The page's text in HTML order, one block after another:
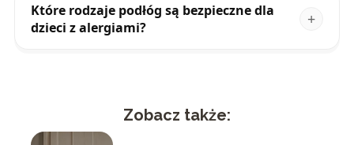
Które rodzaje podłóg są bezpieczne dla
dzieci z alergiami?
Zobacz także: